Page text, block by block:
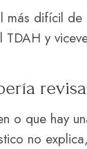
más difícil de
y
o que hay
no